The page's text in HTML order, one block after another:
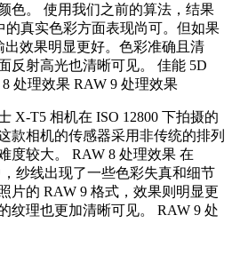
色。 使用我们之前的算法，结果
的真实色彩方面表现尚可。但如果
出效果明显更好。色彩准确且清
反射高光也清晰可见。 佳能 5D
处理效果 RAW 9 处理效果
T5 相机在 ISO 12800 下拍摄的
款相机的传感器采用非传统的排列
度较大。 RAW 8 处理效果 在
纱线出现了一些色彩失真和细节
片的 RAW 9 格式，效果则明显更
纹理也更加清晰可见。 RAW 9 处